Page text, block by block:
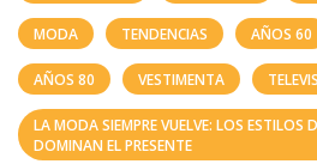
MODA TENDENCIAS AÑOS 60
AÑOS 80 VESTIMENTA
LA MODA SIEMPRE VUELVE: LOS ESTILOS
DOMINAN EL PRESENTE